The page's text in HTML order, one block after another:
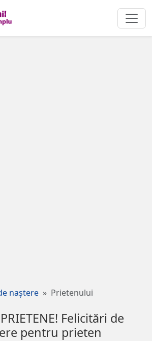
naștere Prietenului
Felicitări de
pentru prieten